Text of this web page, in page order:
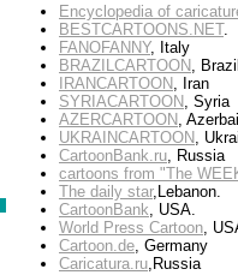
Encyclopedia of
BESTCARTOONS.NET.
FANOFANNY, Italy
BRAZILCARTOON,
IRANCARTOON, Iran
SYRIACARTOON, Syria
AZERCARTOON,
UKRAINCARTOON,
CartoonBank.ru, Russia
cartoons from "The
The daily star,Lebanon.
CartoonBank, USA.
World Press Cartoon,
Cartoon.de, Germany
Сaricatura.ru,Russia